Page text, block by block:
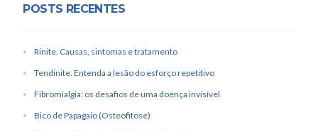
POSTS RECENTES
Rinite. Causas, sintomas e tratamento
Tendinite. Entenda a lesão do esforço repetitivo
Fibromialgia: os desafios de uma doença invisível
Bico de Papagaio (Osteofitose)